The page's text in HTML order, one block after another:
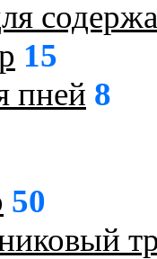
15
пней 8
50